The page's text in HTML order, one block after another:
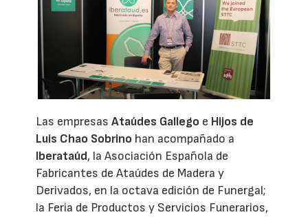
Las empresasAtaúdes Gallego e Hijos de
Luis Chao Sobrino han acompañado a
Iberataúd, la Asociación Española de
Fabricantes de Ataúdes de Madera y
Derivados, en la octava edición de Funergal;
la Feria de Productos y Servicios Funerarios,